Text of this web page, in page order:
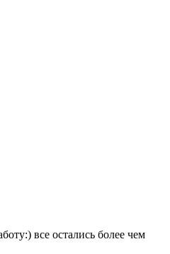
все остались более чем